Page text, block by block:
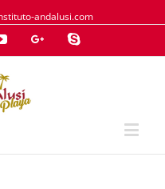
andalusi.com
YouTubeGoogle+Skype